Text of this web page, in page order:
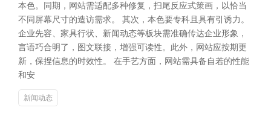
本色。同期，网站需适配多种修复，扫尾反应式策画，以恰当
不同屏幕尺寸的造访需求。 其次，本色要专科且具有引诱力。
企业先容、家具行状、新闻动态等板块需准确传达企业形象，
言语巧合明了，图文联接，增强可读性。此外，网站应按期更
新，保捏信息的时效性。 在手艺方面，网站需具备自若的性能
和安
新闻动态